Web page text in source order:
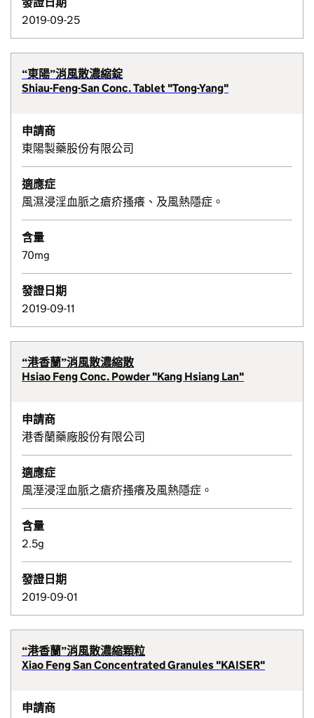
2019-09-25
“東陽”消風散濃縮錠
Shiau-Feng-San Conc. Tablet "Tong-Yang"
申請商
東陽製藥股份有限公司
適應症
風濕浸淫血脈之瘡疥搔癢、及風熱隱症。
含量
70mg
發證日期
2019-09-11
“港香蘭”消風散濃縮散
Hsiao Feng Conc. Powder "Kang Hsiang Lan"
申請商
港香蘭藥廠股份有限公司
適應症
風溼浸淫血脈之瘡疥搔癢及風熱隱症。
含量
2.5g
發證日期
2019-09-01
“港香蘭”消風散濃縮顆粒
Xiao Feng San Concentrated Granules "KAISER"
申請商